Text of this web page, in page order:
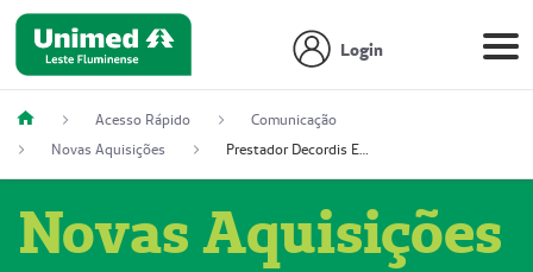
Login
Acesso Rápido
Comunicação
Novas Aquisições
Prestador Decordis Exames Cardiológicos LTDA (51004346-0)
Novas Aquisições